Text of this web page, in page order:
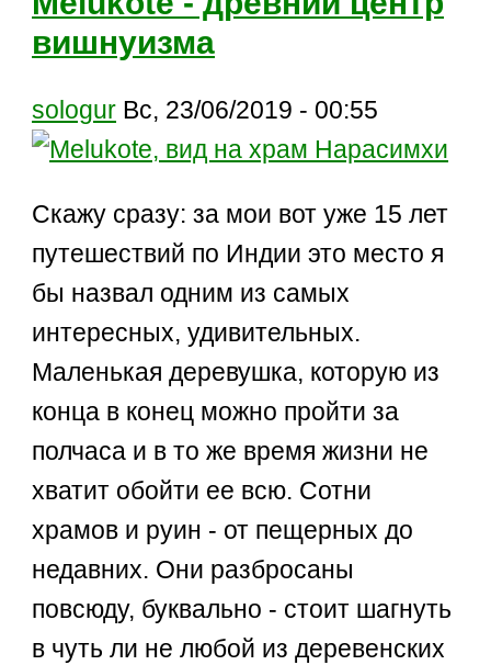
вишнуизма
sologur Вс, 23/06/2019 - 00:55
Скажу сразу: за мои вот уже 15 лет
путешествий по Индии это место я
бы назвал одним из самых
интересных, удивительных.
Маленькая деревушка, которую из
конца в конец можно пройти за
полчаса и в то же время жизни не
хватит обойти ее всю. Сотни
храмов и руин - от пещерных до
недавних. Они разбросаны
повсюду, буквально - стоит шагнуть
в чуть ли не любой из деревенских